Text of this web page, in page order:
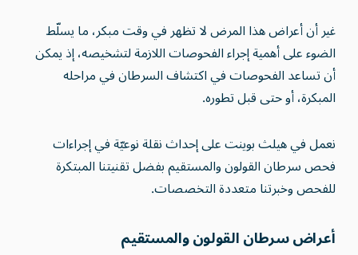
غير أن أعراض هذا المرض لا تظهر في وقت مبكر، ما يسلّط
الضوء على أهمية إجراء الفحوصات اللازمة لتشخيصه، إذ يمكن
أن تساعد الفحوصات في اكتشاف السرطان في مراحله
المبكرة، أو حتى قبل تطوره.
نعمل في هيلث بوينت على إحداث نقلة نوعيّة في إجراءات
فحص سرطان القولون والمستقيم بفضل تقنيتنا المبتكرة
للفحص وخبرتنا متعددة التخصصات.
أعراض سرطان القولون والمستقيم